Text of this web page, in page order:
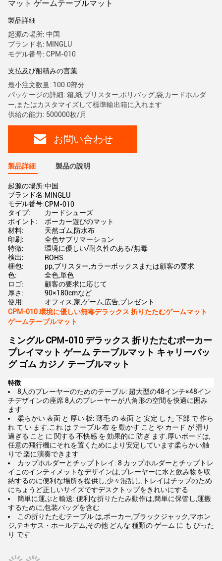
マット ゲームテーブルマット
製品詳細
起源の場所: 中国
ブランド名: MINGLU
モデル番号: CPM-010
支払及び船積みの言葉
最小注文数量: 100.0部分
パッケージの詳細: 箱,紙,ブリスター,ポリバッグ,袋,カードホルダ
ー,またはカスタマイズして標準輸出箱に入れます
供給の能力: 500000枚/月
お問い合わせ
製品詳細 製品の説明
起源の場所:中国
ブランド名:MINGLU
モデル番号:CPM-010
タイプ:
カードシューズ
ポイント:
ポーカー遊びのマット
材料:
天然ゴム,防水布
印刷:
全色サブリマーション
特徴:
環境に優しい/耐久性のある/無毒
検出:
ROHS
梱包:
pp,ブリスター,カラーボックスまたは顧客の要求
色:
全色,単色
ロゴ:
顧客の要求に応じて
厚さ:
90×180cmなど
使用:
オフィス,家,ゲーム,広告,プレゼント
CPM-010 環境に優しい無毒デラックス 折りたたむゲームマット
ゲームテーブルマット
ミングル CPM-010 デラックス 折りたたむポーカー
プレイマット ゲーム テーブルマット キャリーバッ
グ ゴム カジノ テーブルマット
特徴
8人のプレーヤーのためのテーブル: 超大型の48インチ×48イン
チデザインの座席 8人のプレーヤーが八角形の空間を快適に囲み
ます
柔らかい 表面 と 厚い 板: 薄毛 の 表面 と 安定 し た 下部 で 作ら
れ て い ます.これ は テーブル 布 を 動かす こと や カード が 滑り
過ぎる こと に 関する 不快感 を 効果的に 防ぎ ます.厚いボードは,
任意の飛行機にそれを置くためにより安定しています柔らかい触
りで 楽に演奏できます
カップホルダーとチップトレイ: 8 カップホルダーとチップトレ
イこのインティメットなデザインは,プレーヤーに水と飲み物を収
納するのに便利な場所を提供し,少々混乱し,トレイはチップのため
にちょうど正しいサイズですデスクトップをきれいにする
簡単に運ぶと輸送: 便利な折りたたみ動作は,簡単に保管し,運搬
するために,包装バッグを含む
この折りたたむテーブル は,ポーカー,ブラックジャック,マホン
ジ,テキサス・ホールデム,その他 どんな 種類の ゲーム に も ぴった
り です